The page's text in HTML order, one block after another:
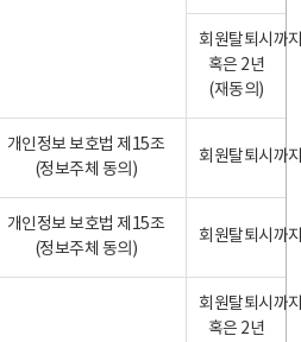
회원탈퇴시까
혹은 2년
(재동의)
개인정보 보호법 제15조
(정보주체 동의)
회원탈퇴시까
개인정보 보호법 제15조
(정보주체 동의)
회원탈퇴시까
회원탈퇴시까
혹은 2년